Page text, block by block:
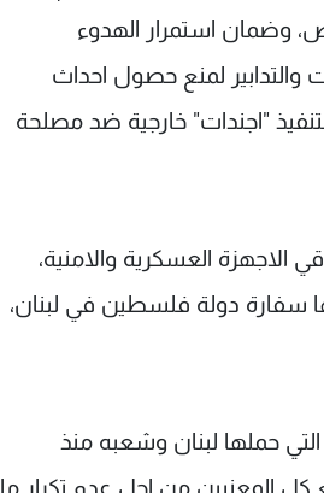
وضمان استمرار الهدوء
والتدابير لمنع حصول احداث
"اجندات" خارجية ضد مصلحة
الاجهزة العسكرية والامنية،
سفارة دولة فلسطين في لبنان،
حملها لبنان وشعبه منذ